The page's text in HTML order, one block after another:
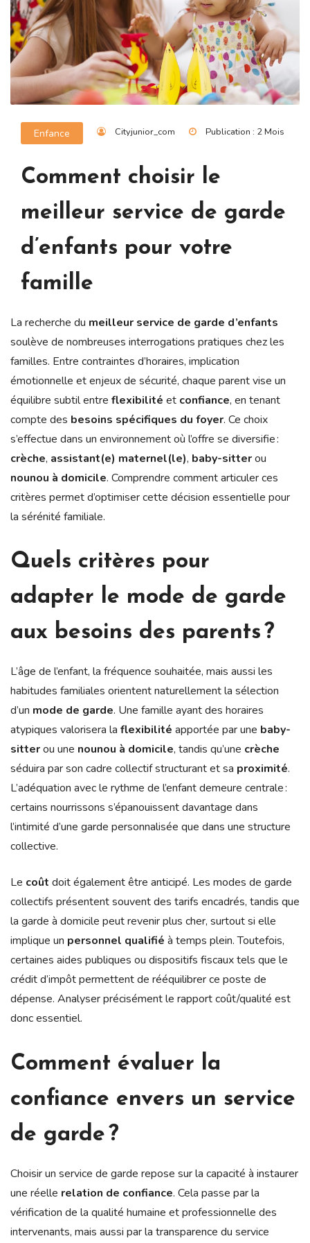
Enfance Cityjunior_com Publication : 2 Mois
Comment choisir le
meilleur service de garde
d’enfants pour votre
famille
La recherche du meilleur service de garde d’enfants
soulève de nombreuses interrogations pratiques chez les
familles. Entre contraintes d’horaires, implication
émotionnelle et enjeux de sécurité, chaque parent vise un
équilibre subtil entre flexibilité et confiance, en tenant
compte des besoins spécifiques du foyer. Ce choix
s’effectue dans un environnement où l’offre se diversifie :
crèche, assistant(e) maternel(le), baby-sitterou
nounou à domicile. Comprendre comment articuler ces
critères permet d’optimiser cette décision essentielle pour
la sérénité familiale.
Quels critères pour
adapter le mode de garde
aux besoins des parents ?
L’âge de l’enfant, la fréquence souhaitée, mais aussi les
habitudes familiales orientent naturellement la sélection
d’un mode de garde. Une famille ayant des horaires
atypiques valorisera la flexibilité apportée par une baby-
sitterou une nounou à domicile, tandis qu’une crèche
séduira par son cadre collectif structurant et sa proximité.
L’adéquation avec le rythme de l’enfant demeure centrale :
certains nourrissons s’épanouissent davantage dans
l’intimité d’une garde personnalisée que dans une structure
collective.
Le coût doit également être anticipé. Les modes de garde
collectifs présentent souvent des tarifs encadrés, tandis que
la garde à domicile peut revenir plus cher, surtout si elle
implique un personnel qualifié à temps plein. Toutefois,
certaines aides publiques ou dispositifs fiscaux tels que le
crédit d’impôt permettent de rééquilibrer ce poste de
dépense. Analyser précisément le rapport coût/qualité est
donc essentiel.
Comment évaluer la
confiance envers un service
de garde ?
Choisir un service de garde repose sur la capacité à instaurer
une réelle relation de confiance. Cela passe par la
vérification de la qualité humaine et professionnelle des
intervenants, mais aussi par la transparence du service